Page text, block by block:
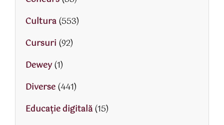
Cultura(553)
Cursuri (92)
Dewey(1)
Diverse(441)
Educaţie digitală(15)